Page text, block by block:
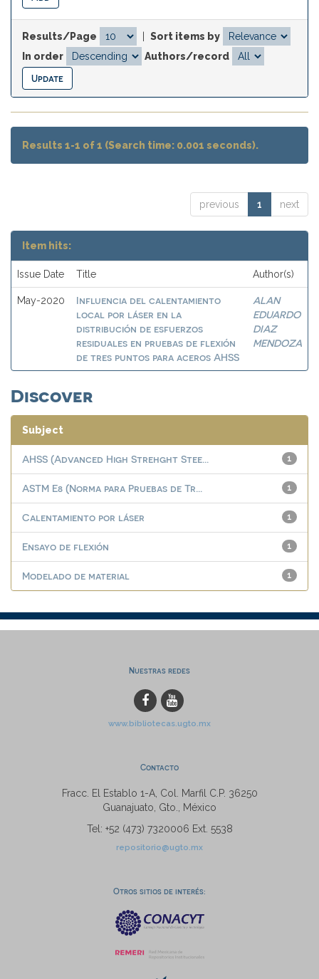
Results/Page
Sort items by
In order
Authors/record
Results 1-1 of 1 (Search time: 0.001 seconds).
previous 1 next
Item hits:
Issue Date Title Author(s)
May-2020
Influencia del calentamiento
local por láser en la
distribución de esfuerzos
residuales en pruebas de flexión
de tres puntos para aceros AHSS
ALAN
EDUARDO
DIAZ
MENDOZA
Discover
Subject
1
AHSS (Advanced High Strehght Stee...
1
ASTM E8 (Norma para Pruebas de Tr...
1
Calentamiento por láser
1
Ensayo de flexión
1
Modelado de material
Nuestras redes
www.bibliotecas.ugto.mx
Contacto
Fracc. El Establo 1-A, Col. Marfil C.P. 36250
Guanajuato, Gto., México
Tel: +52 (473) 7320006 Ext. 5538
repositorio@ugto.mx
Otros sitios de interés: